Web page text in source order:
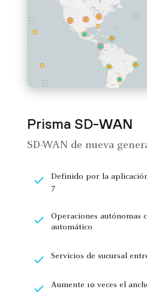
Prisma SD-WAN
SD-WAN de nueva
Definido por la
7
Operaciones autónomas
automático
Servicios de sucursal
Aumente 10 veces el